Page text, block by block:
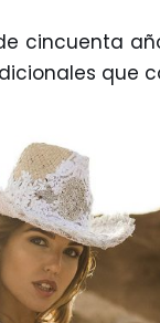
cincuenta
que